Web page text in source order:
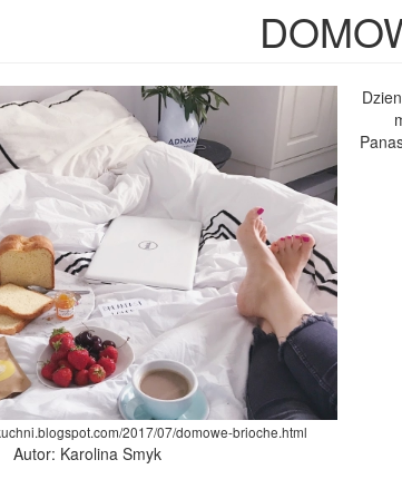
2017/07/domowe-brioche.html
Autor: Karolina Smyk